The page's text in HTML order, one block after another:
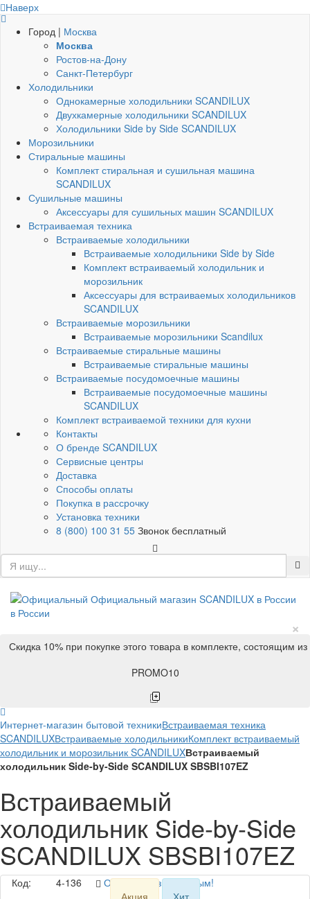
Наверх
Город | Москва
Москва
Ростов-на-Дону
Санкт-Петербург
Холодильники
Однокамерные холодильники SCANDILUX
Двухкамерные холодильники SCANDILUX
Холодильники Side by Side SCANDILUX
Морозильники
Стиральные машины
Комплект стиральная и сушильная машина
SCANDILUX
Сушильные машины
Аксессуары для сушильных машин SCANDILUX
Встраиваемая техника
Встраиваемые холодильники
Встраиваемые холодильники Side by Side
Комплект встраиваемый холодильник и
морозильник
Аксессуары для встраиваемых холодильников
SCANDILUX
Встраиваемые морозильники
Встраиваемые морозильники Scandilux
Встраиваемые стиральные машины
Встраиваемые стиральные машины
Встраиваемые посудомоечные машины
Встраиваемые посудомоечные машины
SCANDILUX
Комплект встраиваемой техники для кухни
Контакты
О бренде SCANDILUX
Сервисные центры
Доставка
Способы оплаты
Покупка в рассрочку
Установка техники
8 (800) 100 31 55 Звонок бесплатный
×
Скидка 10% при покупке этого товара в комплекте, состоящим
PROMO10
Интернет-магазин бытовой техникиВстраиваемая техника
SCANDILUXВстраиваемые холодильникиКомплект встраиваемый
холодильник и морозильник SCANDILUXВстраиваемый
холодильник Side-by-Side SCANDILUX SBSBI107EZ
Встраиваемый
холодильник Side-by-Side
SCANDILUX SBSBI107EZ
Код: 4-136
Оставьте отзыв первым!
Акция
Хит